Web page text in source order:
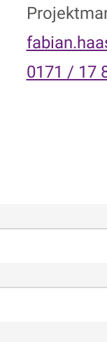
0171 / 17